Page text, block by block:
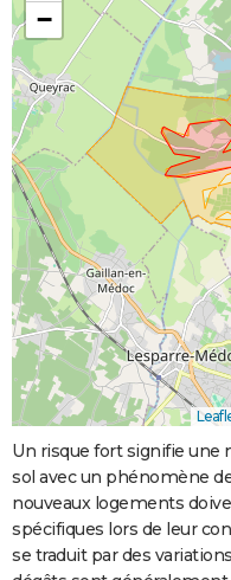
−
Un risque fort signifie une
sol avec un phénomène
nouveaux logements
spécifiques lors de leur
se traduit par des